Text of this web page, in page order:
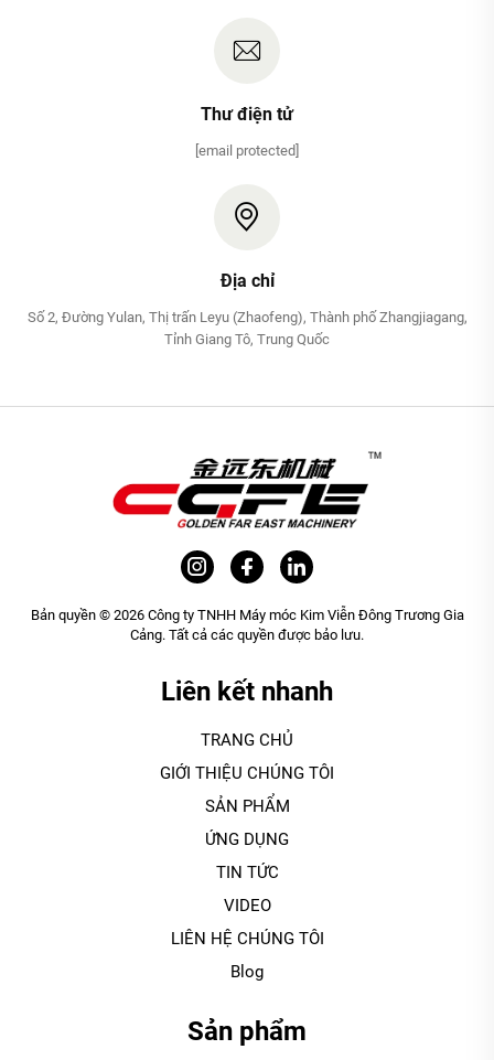
Thư điện tử
[email protected]
Địa chỉ
Số 2, Đường Yulan, Thị trấn Leyu (Zhaofeng), Thành phố Zhangjiagang,
Tỉnh Giang Tô, Trung Quốc
Bản quyền © 2026 Công ty TNHH Máy móc Kim Viễn Đông Trương Gia
Cảng. Tất cả các quyền được bảo lưu.
Liên kết nhanh
TRANG CHỦ
GIỚI THIỆU CHÚNG TÔI
SẢN PHẨM
ỨNG DỤNG
TIN TỨC
VIDEO
LIÊN HỆ CHÚNG TÔI
Blog
Sản phẩm